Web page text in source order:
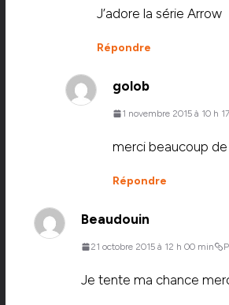
J’adore la série Arrow
Répondre
golob
1 novembre 2015 à 10 h
merci beaucoup
Répondre
Beaudouin
21 octobre 2015 à 12 h 00 min
Je tente ma chance